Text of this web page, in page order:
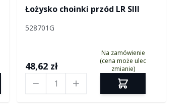
Łożysko choinki przód LR SIII
528701G
48,62 zł
Na zamówienie
(cena może ulec
zmianie)